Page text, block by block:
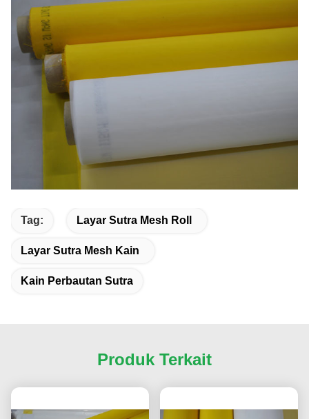
Tag: Layar Sutra Mesh Roll
Layar Sutra Mesh Kain
Kain Perbautan Sutra
Produk Terkait